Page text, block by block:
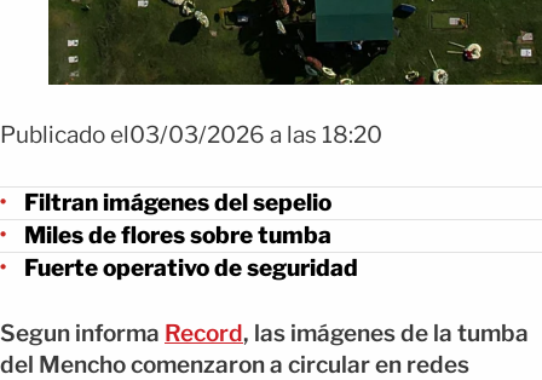
Publicado el03/03/2026 a las 18:20
Filtran imágenes del sepelio
Miles de flores sobre tumba
Fuerte operativo de seguridad
Segun informa Record, las imágenes de la tumba
del Mencho comenzaron a circular en redes